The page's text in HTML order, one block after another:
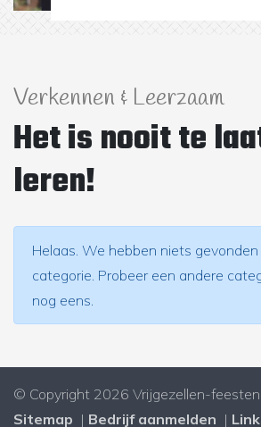
Verkennen & Leerzaam
Het is nooit te
leren!
Helaas. We hebben niets
categorie. Probeer een andere
nog eens.
© Copyright 2026 Vrijgezellen-
Sitemap
Bedrijf aanmelden